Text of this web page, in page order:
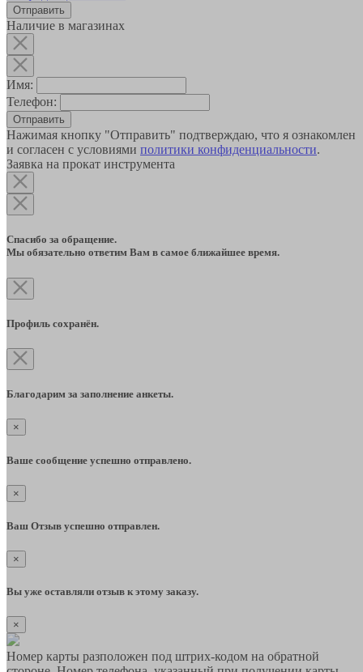
Наличие в магазинах
Имя:
Телефон:
Отправить
Нажимая кнопку "Отправить" подтверждаю, что я ознакомлен
и согласен с условиями политики конфиденциальности.
Заявка на прокат инструмента
Спасибо за обращение.
Мы обязательно ответим Вам в самое ближайшее время.
Профиль сохранён.
Благодарим за заполнение анкеты.
×
Ваше сообщение успешно отправлено.
×
Ваш Отзыв успешно отправлен.
×
Вы уже оставляли отзыв к этому заказу.
×
Номер карты разположен под штрих-кодом на обратной